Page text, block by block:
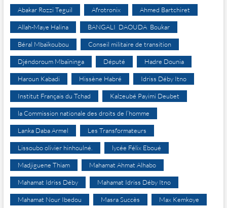
Abakar Rozzi Teguil Afrotronix Ahmed Bartchiret
Allah-Maye Halina BANGALI DAOUDA Boukar
Béral Mbaïkoubou Conseil militaire de transition
Djéndoroum Mbaïninga Député Hadre Dounia
Haroun Kabadi Hissène Habré Idriss Déby Itno
Institut Français du Tchad Kalzeubé Payimi Deubet
la Commission nationale des droits de l’homme
Lanka Daba Armel Les Transformateurs
Lissoubo olivier hinhoulné. lycée Félix Eboué
Madjiguene Thiam Mahamat Ahmat Alhabo
Mahamat Idriss Déby Mahamat Idriss Déby Itno
Mahamat Nour Ibedou Masra Succès Max Kemkoye